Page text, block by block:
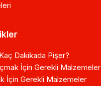
Dakikada Pişer?
İçin Gerekli Malzemeler
İçin Gerekli Malzemeler